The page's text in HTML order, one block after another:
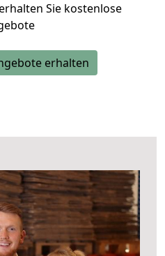
Sie kostenlose
erhalten